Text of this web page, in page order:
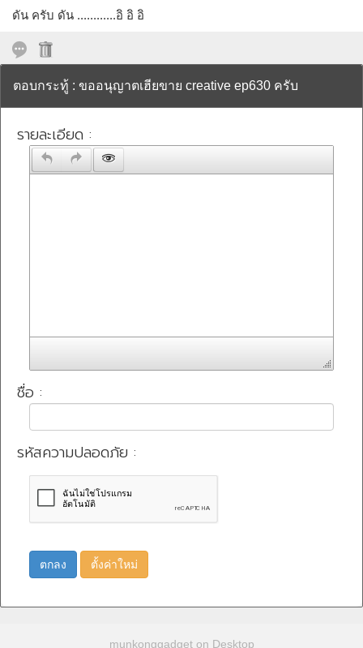
ดัน ครับ ดัน ............อิ อิ อิ
ตอบกระทู้ : ขออนุญาตเฮียขาย creative ep630 ครับ
รายละเอียด :
ชื่อ :
รหัสความปลอดภัย :
ตกลง ตั้งค่าใหม่
munkonggadget on Desktop